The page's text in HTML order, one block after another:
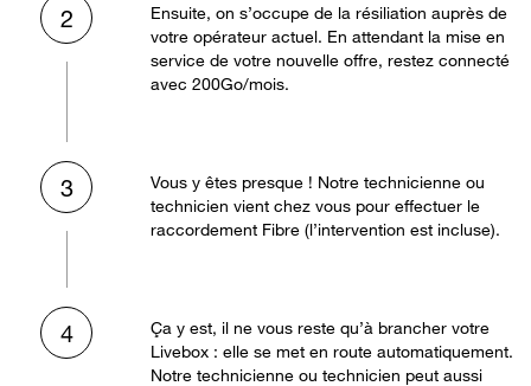
2
Ensuite, on s’occupe de la résiliation auprès de
votre opérateur actuel. En attendant la mise en
service de votre nouvelle offre, restez connecté
avec 200Go/mois.
3
Vous y êtes presque ! Notre technicienne ou
technicien vient chez vous pour effectuer le
raccordement Fibre (l’intervention est incluse).
4
Ça y est, il ne vous reste qu’à brancher votre
Livebox : elle se met en route automatiquement.
Notre technicienne ou technicien peut aussi